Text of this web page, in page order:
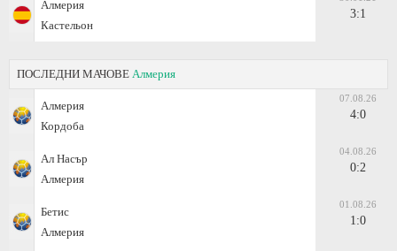
Алмерия
Кастельон
3:1
ПОСЛЕДНИ МАЧОВЕ Алмерия
Алмерия
Кордоба
07.08.26
4:0
Ал Насър
Алмерия
04.08.26
0:2
Бетис
Алмерия
01.08.26
1:0